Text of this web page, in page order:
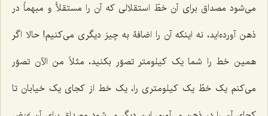
مى‌شود مصداق برای آن خطّ استقلالى که آن را مستقلاًّ و مبهماً در
ذهن آورده‌اید، نه اینکه آن را اضافۀ به چیز دیگری می‌کنیم! حالا اگر
همین خط را شما یک کیلومتر تصوّر بکنید، مثلاً من الآن تصوّر
مى‌کنم یک خطّ یک کیلومتری را، یک خط از کجای یک خیابان تا